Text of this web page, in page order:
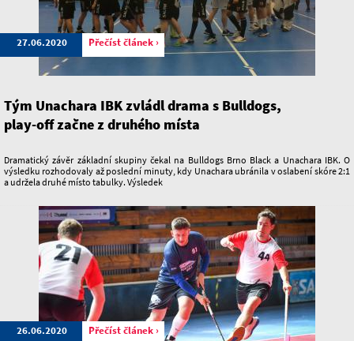
27.06.2020 Přečíst článek ›
Tým Unachara IBK zvládl drama s Bulldogs,
play-off začne z druhého místa
Dramatický závěr základní skupiny čekal na Bulldogs Brno Black a Unachara IBK. O
výsledku rozhodovaly až poslední minuty, kdy Unachara ubránila v oslabení skóre 2:1
a udržela druhé místo tabulky. Výsledek
26.06.2020 Přečíst článek ›